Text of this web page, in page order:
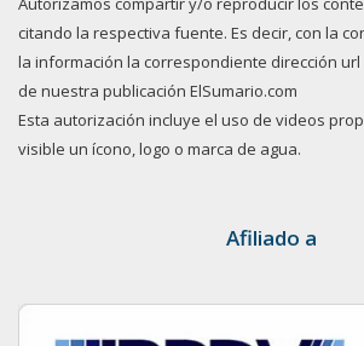
citando la respectiva fuente. Es decir, con la
la información la correspondiente dirección
de nuestra publicación ElSumario.com
Esta autorización incluye el uso de videos
visible un ícono, logo o marca de agua.
Afiliado a